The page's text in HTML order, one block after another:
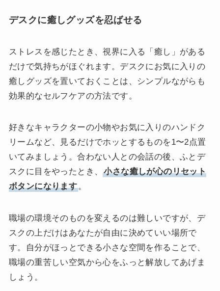
デスクに癒しグッズを忍ばせる
ストレスを感じたとき、視界に入る「癒し」がある
だけで気持ちがほぐれます。デスクにお気に入りの
癒しグッズを置いておくことは、シンプルながらも
効果的なセルフケアの方法です。
好きなキャラクターの小物やお気に入りのハンドク
リームなど、見るだけでホッとするものを1〜2点置
いてみましょう。合わない人との会話の後、ふとデ
スクに目をやったとき、小さな癒しが心のリセット
ボタンになります。
職場の環境そのものを変えるのは難しいですが、デ
スクの上だけはあなたが自由に決めていい場所で
す。自分がほっとできる小さな空間を作ることで、
職場の重苦しい空気から心をふっと解放してあげま
しょう。